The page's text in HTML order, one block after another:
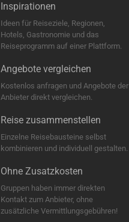
Inspirationen
Ideen für Reiseziele, Regionen,
Hotels, Gastronomie und das
Reiseprogramm auf einer Plattform.
Angebote vergleichen
Kostenlos anfragen und Angebote der
Anbieter direkt vergleichen.
Reise zusammenstellen
Einzelne Reisebausteine selbst
kombinieren und individuell gestalten.
Ohne Zusatzkosten
Gruppen haben immer direkten
Kontakt zum Anbieter, ohne
zusätzliche Vermittlungsgebühren!